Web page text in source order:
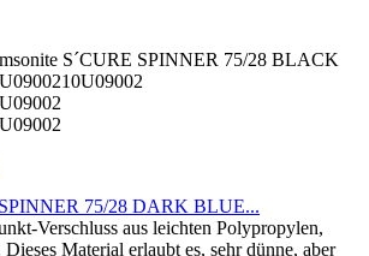
SPINNER 75/28 DARK BLUE...
Verschluss aus leichten Polypropylen,
Material erlaubt es, sehr dünne, aber